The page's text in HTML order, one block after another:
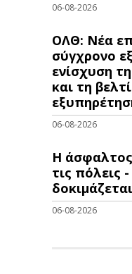
06-08-2026
ΟΛΘ: Νέα
σύγχρονο
ενίσχυση
και τη
06-08-2026
Η
τις πόλεις
δοκιμάζεται
06-08-2026